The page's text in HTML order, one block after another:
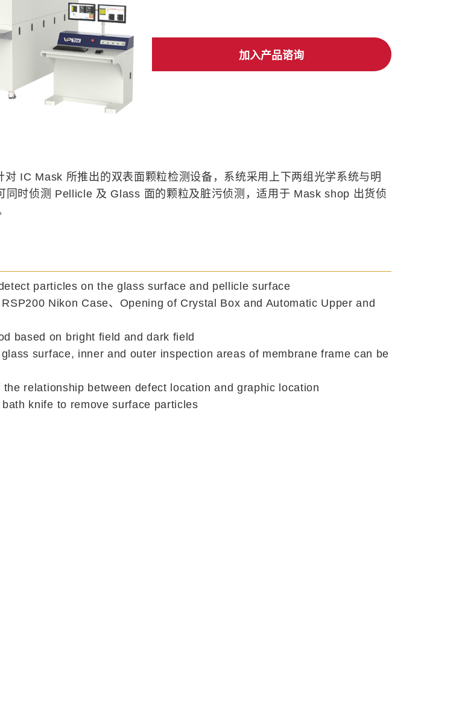
加入产品谘询
IC Mask 所推出的双表面颗粒检测设备，系统采用上下两组光学系统与明
同时侦测 Pellicle 及 Glass 面的颗粒及脏污侦测，适用于 Mask shop 出货侦
particles on the glass surface and pellicle surface
Nikon Case、Opening of Crystal Box and Automatic Upper and
based on bright field and dark field
surface, inner and outer inspection areas of membrane frame can be
relationship between defect location and graphic location
knife to remove surface particles